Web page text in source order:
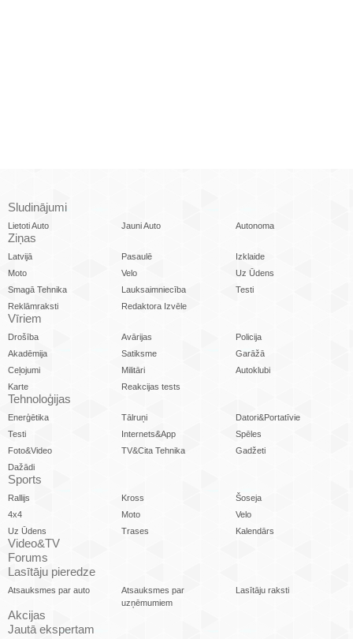
Sludinājumi
Lietoti Auto Jauni Auto Autonoma
Ziņas
Latvijā Pasaulē
Izklaide
Moto
Velo
Uz Ūdens
Smagā Tehnika
Lauksaimniecība
Testi
Reklāmraksti
Redaktora Izvēle
Vīriem
Drošība Avārijas
Policija
Akadēmija
Satiksme
Garāžā
Ceļojumi
Militāri
Autoklubi
Karte
Reakcijas tests
Tehnoloģijas
Enerģētika Tālruņi
Datori&Portatīvie
Testi
Internets&App
Spēles
Foto&Video
TV&Cita Tehnika
Gadžeti
Dažādi
Sports
Rallijs Kross
Šoseja
4x4
Moto
Velo
Uz Ūdens
Trases Kalendārs
Video&TV
Forums
Lasītāju pieredze
Atsauksmes par auto
Atsauksmes par
uzņēmumiem
Lasītāju raksti
Akcijas
Jautā ekspertam